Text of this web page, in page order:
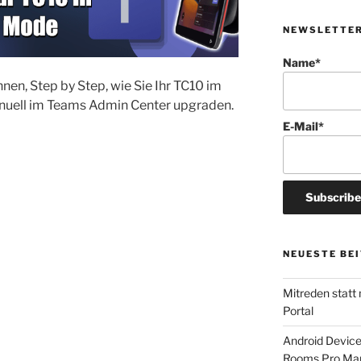
Step by Step, wie Sie Ihr TC10 im
im Teams Admin Center upgraden.
Name*
E-Mail*
NEUESTE
Mitreden statt
Portal
Android